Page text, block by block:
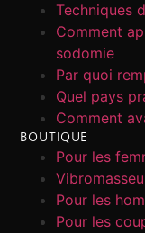
Techniques
Comment
sodomie
Par quoi
Quel pays
Comment
BOUTIQUE
Pour les
Pour les
Pour les